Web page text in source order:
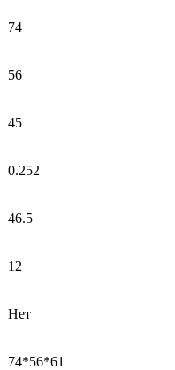
74
56
45
0.252
46.5
12
Нет
74*56*61